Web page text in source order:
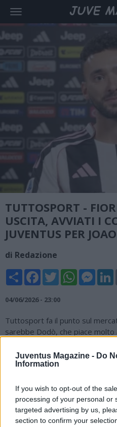
Juventus Magazine - Do
Information
If you wish to opt-out of the
processing of your personal or
targeted advertising by us,
section to confirm your
TUTTOSPORT -
USCITA, AVVIATI I
JUVENTUS PER
di Redazione
Share FacebookTwitterWhatsApp
04/06/2026 - 23:00
Tuttosport fa il punto sul
sarebbe Dodò, che piace molto
sostituto. Tra i nomi nel mirino,
terzino della Juventus che negli
l'interesse di diversi club tra
toscani hanno avviato i contatti
prestito oneroso con obbligo
determinate condizioni. La